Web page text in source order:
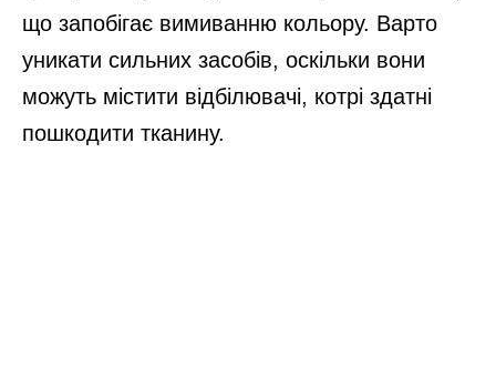
що запобігає вимиванню кольору. Варто
уникати сильних засобів, оскільки вони
можуть містити відбілювачі, котрі здатні
пошкодити тканину.